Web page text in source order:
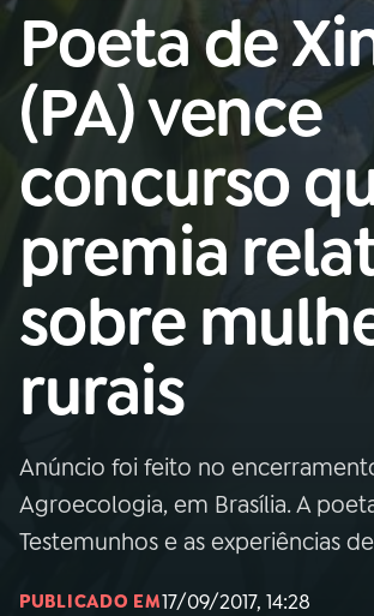
Buscar
na
Rádio
Nacional
AO VIVO
01 INÍCIO
02A RÁDIO
03 PROGRAMAÇÃO
PROGRAMAS
Poeta de
(PA) vence
concurso
premia
sobre
rurais
Anúncio foi feito no
Agroecologia, em Brasília. A
Testemunhos e as experiências
PUBLICADO EM17/09/2017, 14:28